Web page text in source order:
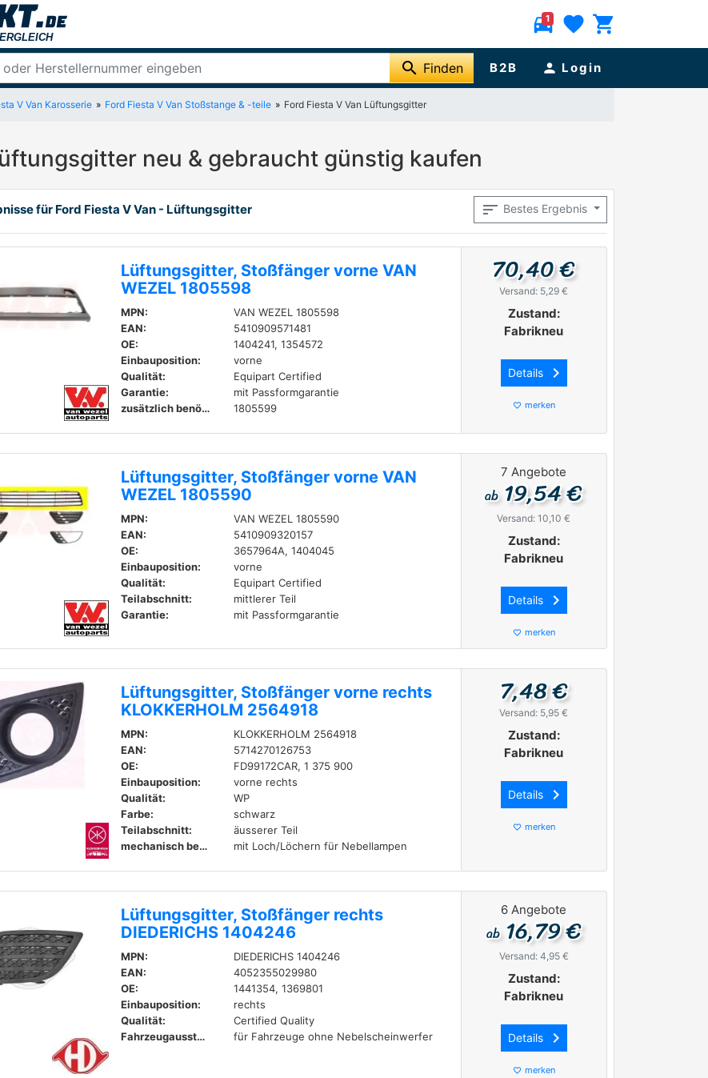
directions_car
1 favorite shopping_cart
search Finden B2B person Login
V Van Karosserie Ford Fiesta V Van Stoßstange & -teile Ford Fiesta V Van Lüftungsgitter
neu & gebraucht günstig kaufen
für Ford Fiesta V Van - Lüftungsgitter sort Bestes Ergebnis
Lüftungsgitter, Stoßfänger vorne VAN
WEZEL 1805598
MPN:
VAN WEZEL 1805598
EAN:
5410909571481
OE:
1404241, 1354572
Einbauposition:
vorne
Qualität:
Equipart Certified
Garantie:
mit Passformgarantie
zusätzlich benötigter Artikel (Artikel-Nummer):
1805599
70,40 €
Versand: 5,29 €
Zustand:
Fabrikneu
Details keyboard_arrow_right
favorite_border merken
Lüftungsgitter, Stoßfänger vorne VAN
WEZEL 1805590
MPN:
VAN WEZEL 1805590
EAN:
5410909320157
OE:
3657964A, 1404045
Einbauposition:
vorne
Qualität:
Equipart Certified
Teilabschnitt:
mittlerer Teil
Garantie:
mit Passformgarantie
7 Angebote
ab19,54 €
Versand: 10,10 €
Zustand:
Fabrikneu
Details keyboard_arrow_right
favorite_border merken
Lüftungsgitter, Stoßfänger vorne rechts
KLOKKERHOLM 2564918
MPN:
KLOKKERHOLM 2564918
EAN:
5714270126753
OE:
FD99172CAR, 1 375 900
Einbauposition:
vorne rechts
Qualität:
WP
Farbe:
schwarz
Teilabschnitt:
äusserer Teil
mechanisch bearbeitet:
mit Loch/Löchern für Nebellampen
7,48 €
Versand: 5,95 €
Zustand:
Fabrikneu
Details keyboard_arrow_right
favorite_border merken
Lüftungsgitter, Stoßfänger rechts
DIEDERICHS 1404246
MPN:
DIEDERICHS 1404246
EAN:
4052355029980
OE:
1441354, 1369801
Einbauposition:
rechts
Qualität:
Certified Quality
Fahrzeugausstattung:
für Fahrzeuge ohne Nebelscheinwerfer
6 Angebote
ab16,79 €
Versand: 4,95 €
Zustand:
Fabrikneu
Details keyboard_arrow_right
favorite_border merken